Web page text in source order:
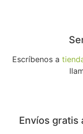
Escríbenos a
Envíos gratis